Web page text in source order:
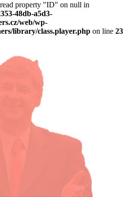
property "ID" on null in
48db-a5d3-
web/wp-
library/class.player.php on line 23